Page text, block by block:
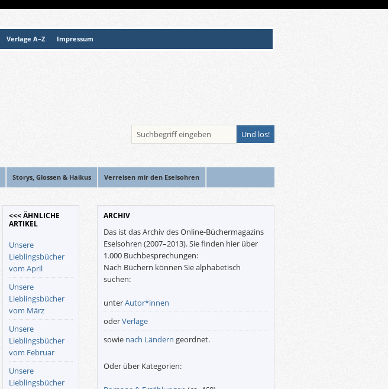
Verlage A–Z Impressum
Storys, Glossen & Haikus Verreisen mir den Eselsohren
<<< ÄHNLICHE
ARTIKEL
Unsere
Lieblingsbücher
vom April
Unsere
Lieblingsbücher
vom März
Unsere
Lieblingsbücher
vom Februar
Unsere
Lieblingsbücher
ARCHIV
Das ist das Archiv des Online-Büchermagazins
Eselsohren (2007–2013). Sie finden hier über
1.000 Buchbesprechungen:
Nach Büchern können Sie alphabetisch
suchen:
unterAutor*innen
oderVerlage
sowie nach Ländern geordnet.
Oder über Kategorien: